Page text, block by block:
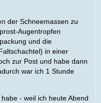
der Schneemassen zu
Augentropfen
und die
in einer
zur Post und habe dann
war ich 1 Stunde
- weil ich heute Abend